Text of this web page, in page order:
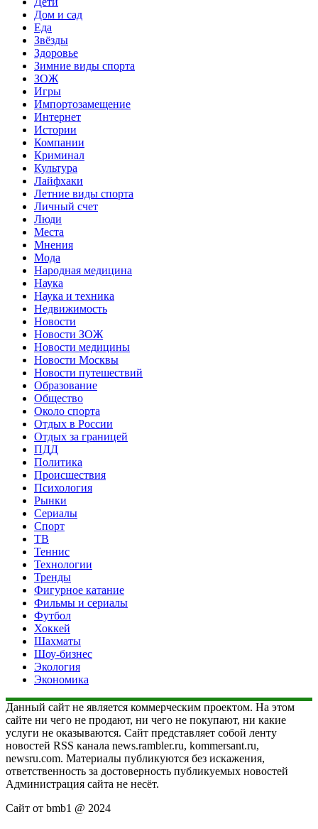
Дом и сад
Еда
Звёзды
Здоровье
Зимние виды спорта
ЗОЖ
Игры
Импортозамещение
Интернет
Истории
Компании
Криминал
Культура
Лайфхаки
Летние виды спорта
Личный счет
Люди
Места
Мнения
Мода
Народная медицина
Наука
Наука и техника
Недвижимость
Новости
Новости ЗОЖ
Новости медицины
Новости Москвы
Новости путешествий
Образование
Общество
Около спорта
Отдых в России
Отдых за границей
ПДД
Политика
Происшествия
Психология
Рынки
Сериалы
Спорт
ТВ
Теннис
Технологии
Тренды
Фигурное катание
Фильмы и сериалы
Футбол
Хоккей
Шахматы
Шоу-бизнес
Экология
Экономика
Данный сайт не является коммерческим проектом. На этом
сайте ни чего не продают, ни чего не покупают, ни какие
услуги не оказываются. Сайт представляет собой ленту
новостей RSS канала news.rambler.ru, kommersant.ru,
newsru.com. Материалы публикуются без искажения,
ответственность за достоверность публикуемых новостей
Администрация сайта не несёт.
Сайт от bmb1 @ 2024